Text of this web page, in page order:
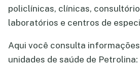
policlínicas, clínicas,
laboratórios e centros de
Aqui você consulta
unidades de saúde de